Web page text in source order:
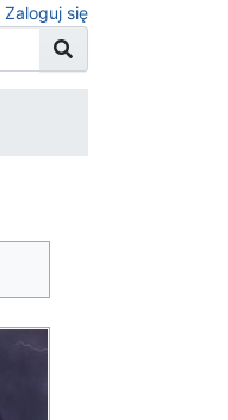
Zaloguj się